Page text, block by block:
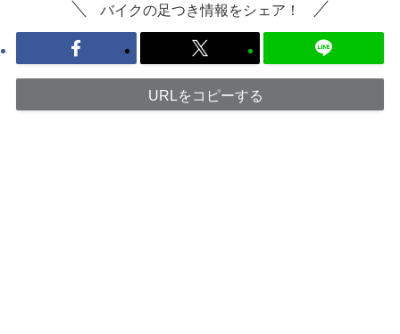
バイクの足つき情報をシェア！
URLをコピーする